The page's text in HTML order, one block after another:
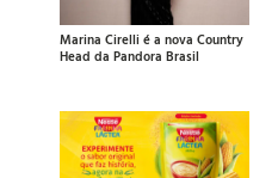
Marina Cirelli é a nova Country
Head da Pandora Brasil